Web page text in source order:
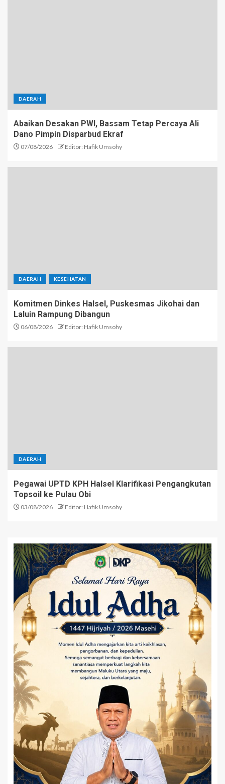
DAERAH
Abaikan Desakan PWI, Bassam Tetap Percaya Ali
Dano Pimpin Disparbud Ekraf
07/08/2026 Editor: Hafik Umsohy
DAERAH KESEHATAN
Komitmen Dinkes Halsel, Puskesmas Jikohai dan
Laluin Rampung Dibangun
06/08/2026 Editor: Hafik Umsohy
DAERAH
Pegawai UPTD KPH Halsel Klarifikasi Pengangkutan
Topsoil ke Pulau Obi
03/08/2026 Editor: Hafik Umsohy